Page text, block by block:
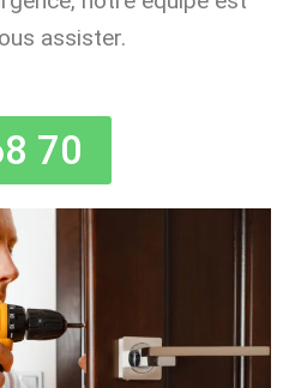
assister.
70